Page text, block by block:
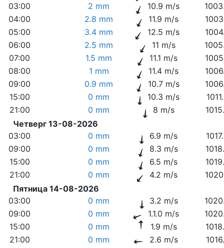
03:00
2 mm 10.9 m/s
04:00
2.8 mm 11.9 m/s
05:00
3.4 mm 12.5 m/s
06:00
2.5 mm 11 m/s
07:00
1.5 mm 11.1 m/s
08:00
1 mm 11.4 m/s
09:00
0.9 mm 10.7 m/s
15:00
0 mm 10.3 m/s
21:00
0 mm 8 m/s
Четверг 13-08-2026
03:00
0 mm 6.9 m/s
09:00
0 mm 8.3 m/s
15:00
0 mm 6.5 m/s
21:00
0 mm 4.2 m/s
Пятница 14-08-2026
03:00
0 mm 3.2 m/s
09:00
0 mm 1.1.0 m/s
15:00
0 mm 1.9 m/s
21:00
0 mm 2.6 m/s